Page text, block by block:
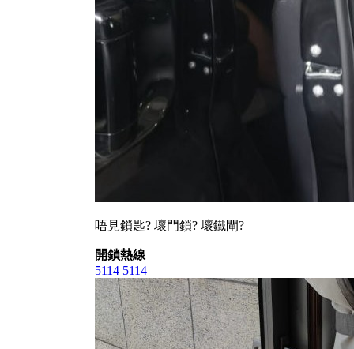
唔見鎖匙? 壞門鎖? 壞鐵閘?
開鎖熱線
5114 5114